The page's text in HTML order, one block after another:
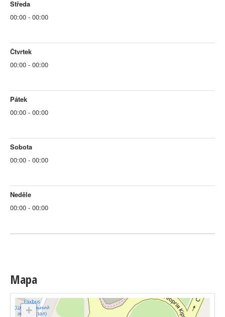
Středa
00:00 - 00:00
Čtvrtek
00:00 - 00:00
Pátek
00:00 - 00:00
Sobota
00:00 - 00:00
Neděle
00:00 - 00:00
Mapa
+